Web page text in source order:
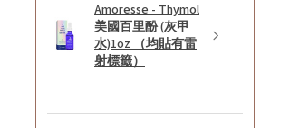
Amoresse - Thymol
美國百里酚 (灰甲
水)1oz （均貼有雷
射標籤）